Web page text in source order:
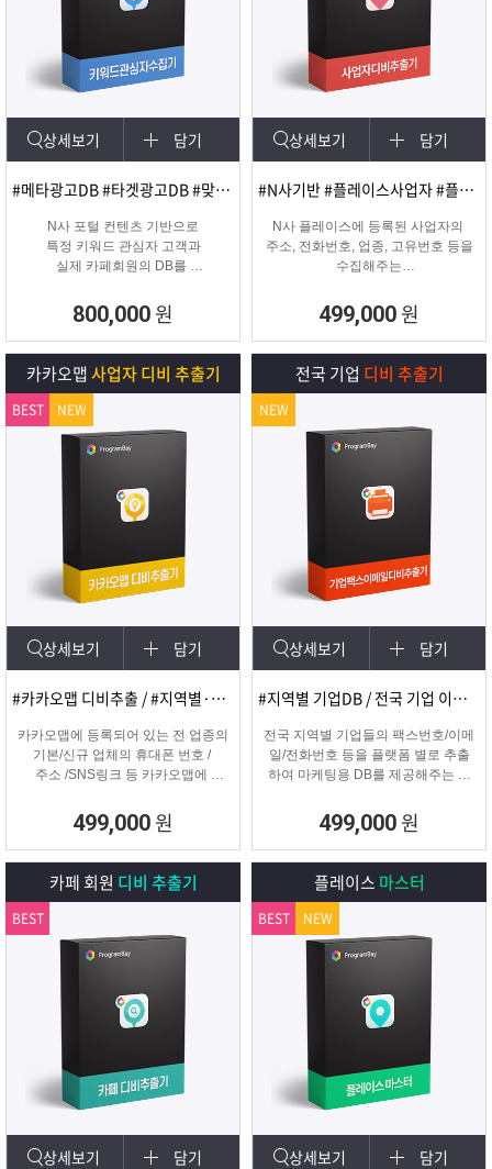
상세보기 담기
#메타광고DB #타겟광고DB #맞춤DB
N사 포털 컨텐츠 기반으로
특정 키워드 관심자 고객과
실제 카페회원의 DB를
800,000 원
상세보기 담기
#N사기반 #플레이스사업자 #플레이스신규사업자
N사 플레이스에 등록된 사업자의
주소, 전화번호, 업종, 고유번호 등을
수집해주는
추출 수집 프로그램
499,000 원
카카오맵사업자 디비 추출기
상세보기 담기
#카카오맵 디비추출 / #지역별·키워드별 DB 추출
카카오맵에 등록되어 있는 전 업종의
기본/신규 업체의 휴대폰 번호 /
주소 /SNS링크 등 카카오맵에
수집하는 DB추출 프로그램
499,000 원
BEST NEW
전국 기업 디비 추출기
상세보기 담기
#지역별 기업DB / 전국 기업 이메일 및 팩스
전국 지역별 기업들의 팩스번호/이메
일/전화번호 등을 플랫폼 별로 추출
하여 마케팅용 DB를 제공해주는 프
499,000 원
NEW
카페 회원 디비 추출기
상세보기 담기
BEST
플레이스 마스터
상세보기 담기
BEST NEW